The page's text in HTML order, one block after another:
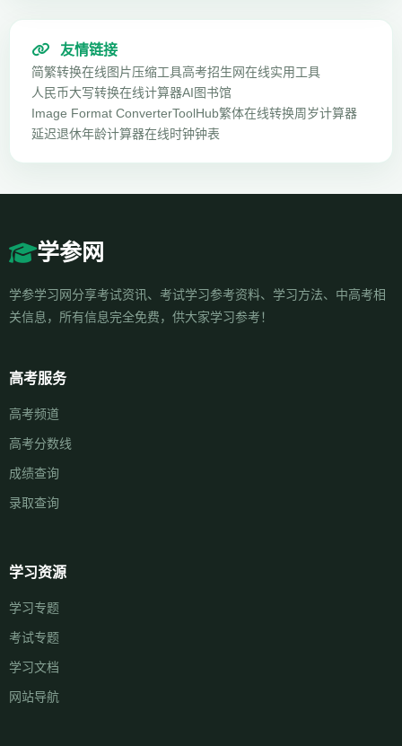
友情链接
简繁转换在线图片压缩工具高考招生网在线实用工具
人民币大写转换在线计算器AI图书馆
Image Format ConverterToolHub繁体在线转换周岁计算器
延迟退休年龄计算器在线时钟钟表
学参网
学参学习网分享考试资讯、考试学习参考资料、学习方法、中高考相
关信息，所有信息完全免费，供大家学习参考！
高考服务
高考频道
高考分数线
成绩查询
录取查询
学习资源
学习专题
考试专题
学习文档
网站导航